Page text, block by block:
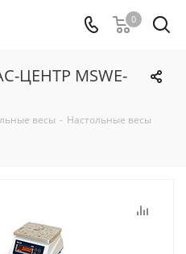
0
ЦЕНТР MSWE-
весы - Настольные весы